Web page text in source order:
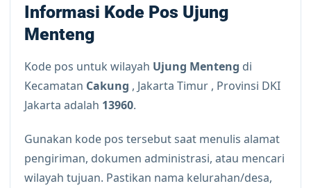
Informasi Kode Pos Ujung
Menteng
Kode pos untuk wilayah Ujung Menteng di
Kecamatan Cakung , Jakarta Timur , Provinsi DKI
Jakarta adalah 13960.
Gunakan kode pos tersebut saat menulis alamat
pengiriman, dokumen administrasi, atau mencari
wilayah tujuan. Pastikan nama kelurahan/desa,